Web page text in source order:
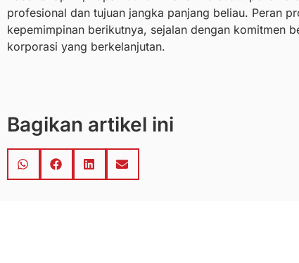
profesional dan tujuan jangka panjang beliau. Peran
kepemimpinan berikutnya, sejalan dengan komitmen
korporasi yang berkelanjutan.
Bagikan artikel ini